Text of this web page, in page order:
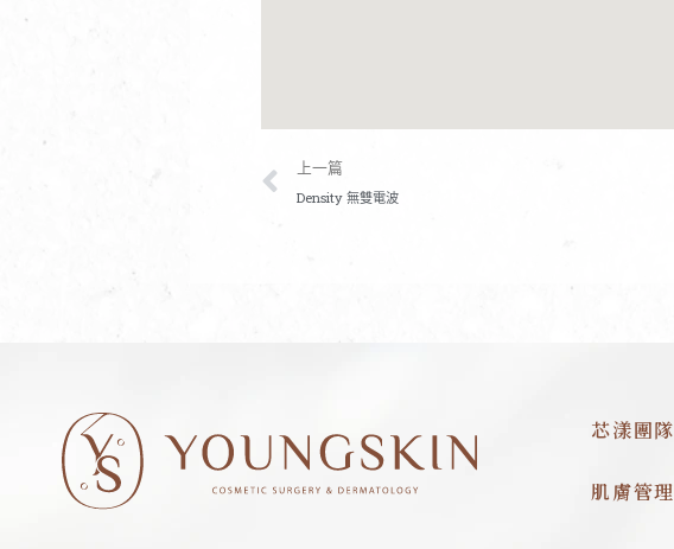
上一頁
上一篇
Density 無雙電波
芯漾團隊
肌膚管理